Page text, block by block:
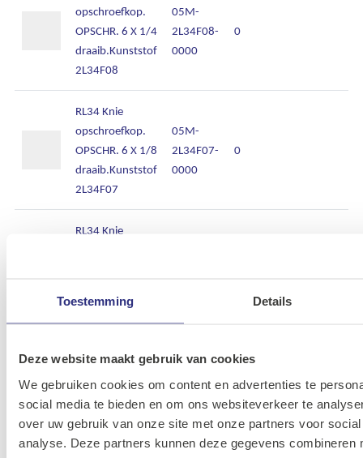
Toestemming Details
Deze website maakt gebruik van cookies
We gebruiken cookies om content en advertenties te
social media te bieden en om ons websiteverkeer te
over uw gebruik van onze site met onze partners voor
analyse. Deze partners kunnen deze gegevens combineren
opschroefkop.
OPSCHR. 6 X 1/4
draaib.Kunststof
2L34F08
05M-
2L34F08-
0000
0
RL34 Knie
opschroefkop.
OPSCHR. 6 X 1/8
draaib.Kunststof
2L34F07
05M-
2L34F07-
0000
0
RL34 Knie
2L34F09
opschroefkop.
OPSCHR. 12 X
3/8
draaib.Kunststof
2L34F16
05M-
0000